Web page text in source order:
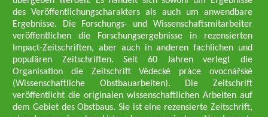
des Veröffentlichungscharakters als auch um anwendbare
Ergebnisse. Die Forschungs- und Wissenschaftsmitarbeiter
veröffentlichen die Forschungsergebnisse in rezensierten
Impact-Zeitschriften, aber auch in anderen fachlichen und
populären Zeitschriften. Seit 60 Jahren verlegt die
Organisation die Zeitschrift Vědecké práce ovocnářské
(Wissenschaftliche Obstbauarbeiten). Die Zeitschrift
veröffentlicht die originalen wissenschaftlichen Arbeiten auf
dem Gebiet des Obstbaus. Sie ist eine rezensierte Zeitschrift,